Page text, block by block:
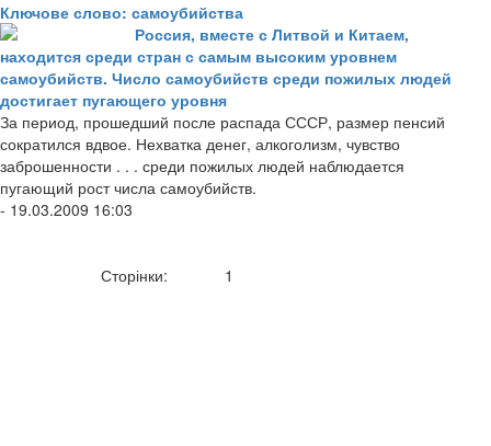
Ключове слово: самоубийства
Россия, вместе с Литвой и Китаем,
находится среди стран с самым высоким уровнем
самоубийств. Число самоубийств среди пожилых людей
достигает пугающего уровня
За период, прошедший после распада СССР, размер пенсий
сократился вдвое. Нехватка денег, алкоголизм, чувство
заброшенности . . . среди пожилых людей наблюдается
пугающий рост числа самоубийств.
- 19.03.2009 16:03
Сторінки: 1